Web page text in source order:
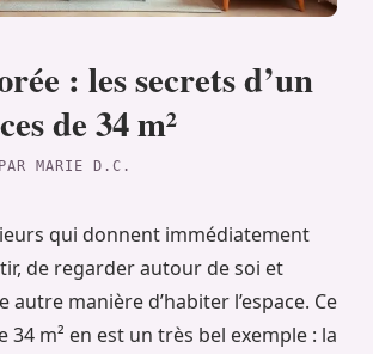
: les secrets d’un
de 34 m²
PAR MARIE D.C.
qui donnent immédiatement
de regarder autour de soi et
autre manière d’habiter l’espace. Ce
34 m² en est un très bel exemple : la